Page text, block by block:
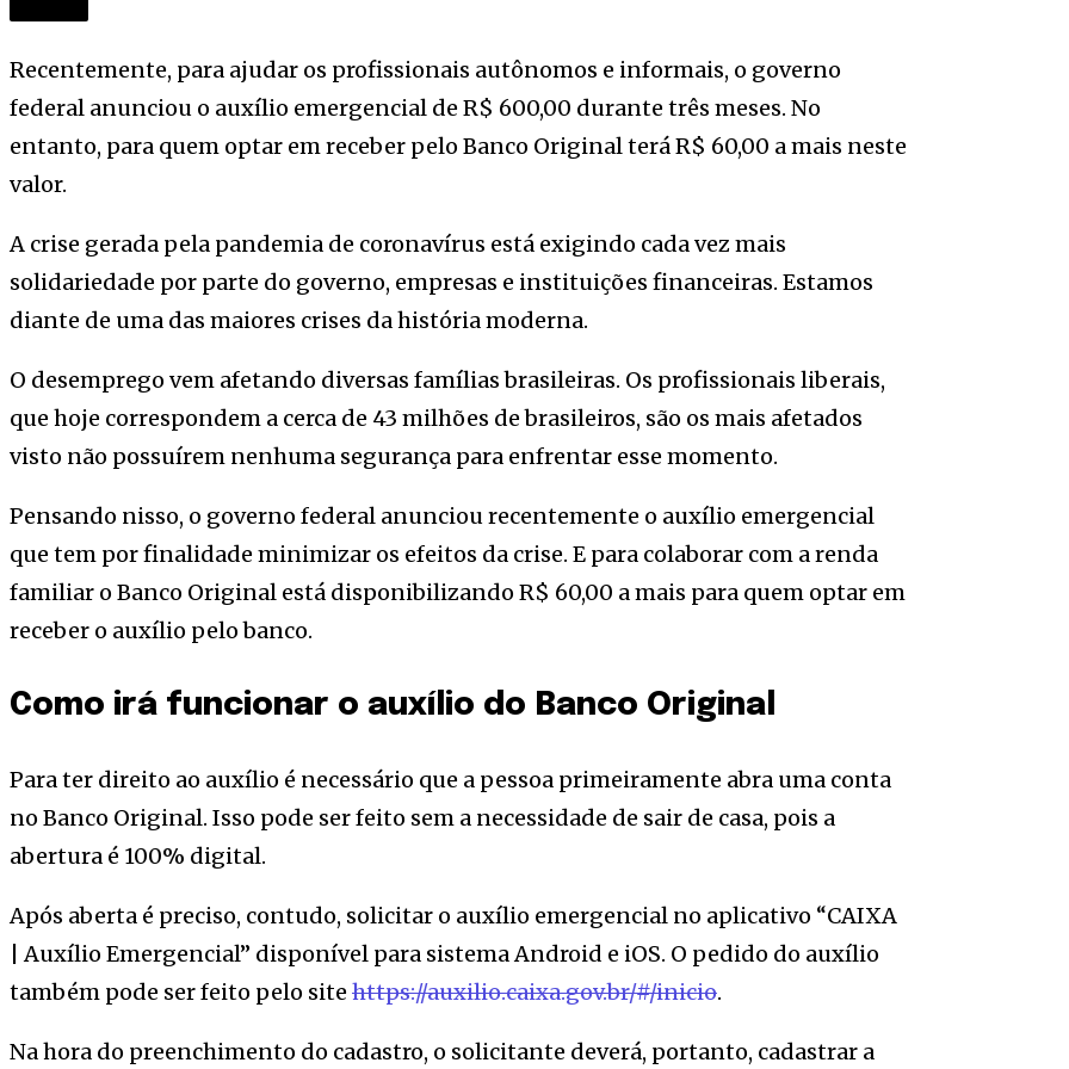
Recentemente, para ajudar os profissionais autônomos e informais, o governo
federal anunciou o auxílio emergencial de R$ 600,00 durante três meses. No
entanto, para quem optar em receber pelo Banco Original terá R$ 60,00 a mais neste
valor.
A crise gerada pela pandemia de coronavírus está exigindo cada vez mais
solidariedade por parte do governo, empresas e instituições financeiras. Estamos
diante de uma das maiores crises da história moderna.
O desemprego vem afetando diversas famílias brasileiras. Os profissionais liberais,
que hoje correspondem a cerca de 43 milhões de brasileiros, são os mais afetados
visto não possuírem nenhuma segurança para enfrentar esse momento.
Pensando nisso, o governo federal anunciou recentemente o auxílio emergencial
que tem por finalidade minimizar os efeitos da crise. E para colaborar com a renda
familiar o Banco Original está disponibilizando R$ 60,00 a mais para quem optar em
receber o auxílio pelo banco.
Como irá funcionar o auxílio do Banco Original
Para ter direito ao auxílio é necessário que a pessoa primeiramente abra uma conta
no Banco Original. Isso pode ser feito sem a necessidade de sair de casa, pois a
abertura é 100% digital.
Após aberta é preciso, contudo, solicitar o auxílio emergencial no aplicativo “CAIXA
| Auxílio Emergencial” disponível para sistema Android e iOS. O pedido do auxílio
também pode ser feito pelo site https://auxilio.caixa.gov.br/#/inicio.
Na hora do preenchimento do cadastro, o solicitante deverá, portanto, cadastrar a